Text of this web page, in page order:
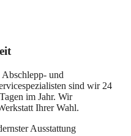
Abschlepp- und
sind wir 24
im Jahr. Wir
Ihrer Wahl.
Ausstattung